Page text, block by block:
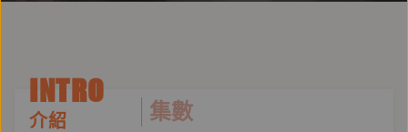
INTRO
介紹 集數